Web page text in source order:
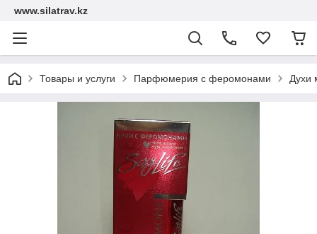
www.silatrav.kz
Товары и услуги Парфюмерия с феромонами Духи